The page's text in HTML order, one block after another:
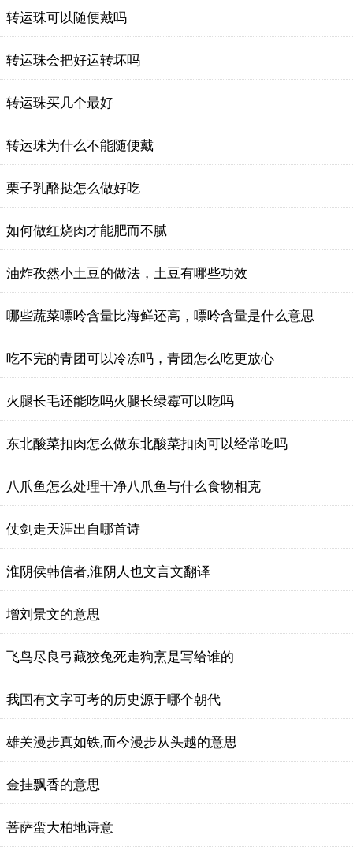
转运珠可以随便戴吗
转运珠会把好运转坏吗
转运珠买几个最好
转运珠为什么不能随便戴
栗子乳酪挞怎么做好吃
如何做红烧肉才能肥而不腻
油炸孜然小土豆的做法，土豆有哪些功效
哪些蔬菜嘌呤含量比海鲜还高，嘌呤含量是什么意思
吃不完的青团可以冷冻吗，青团怎么吃更放心
火腿长毛还能吃吗火腿长绿霉可以吃吗
​东北酸菜扣肉怎么做东北酸菜扣肉可以经常吃吗
八爪鱼怎么处理干净八爪鱼与什么食物相克
仗剑走天涯出自哪首诗
淮阴侯韩信者,淮阴人也文言文翻译
增刘景文的意思
飞鸟尽良弓藏狡兔死走狗烹是写给谁的
我国有文字可考的历史源于哪个朝代
雄关漫步真如铁,而今漫步从头越的意思
金挂飘香的意思
菩萨蛮大柏地诗意